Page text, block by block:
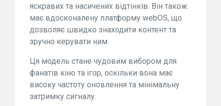
яскравих та насичених відтінків. Він також
має вдосконалену платформу webOS, що
дозволяє швидко знаходити контент та
зручно керувати ним.
Ця модель стане чудовим вибором для
фанатів кіно та ігор, оскільки вона має
високу частоту оновлення та мінімальну
затримку сигналу.